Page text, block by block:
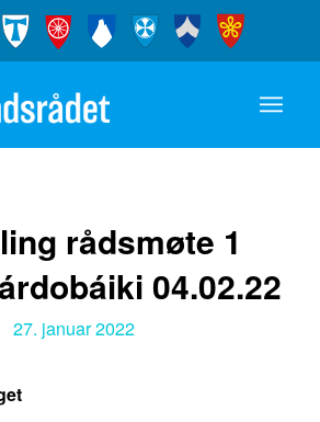
rådsmøte 1
04.02.22
27. januar 2022